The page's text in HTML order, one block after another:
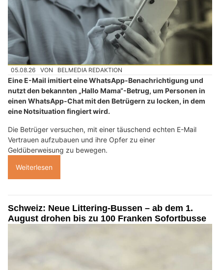
05.08.26 VON BELMEDIA REDAKTION
Eine E-Mail imitiert eine WhatsApp-Benachrichtigung und
nutzt den bekannten „Hallo Mama“-Betrug, um Personen in
einen WhatsApp-Chat mit den Betrügern zu locken, in dem
eine Notsituation fingiert wird.
Die Betrüger versuchen, mit einer täuschend echten E-Mail
Vertrauen aufzubauen und ihre Opfer zu einer
Geldüberweisung zu bewegen.
Weiterlesen
Schweiz: Neue Littering-Bussen – ab dem 1.
August drohen bis zu 100 Franken Sofortbusse